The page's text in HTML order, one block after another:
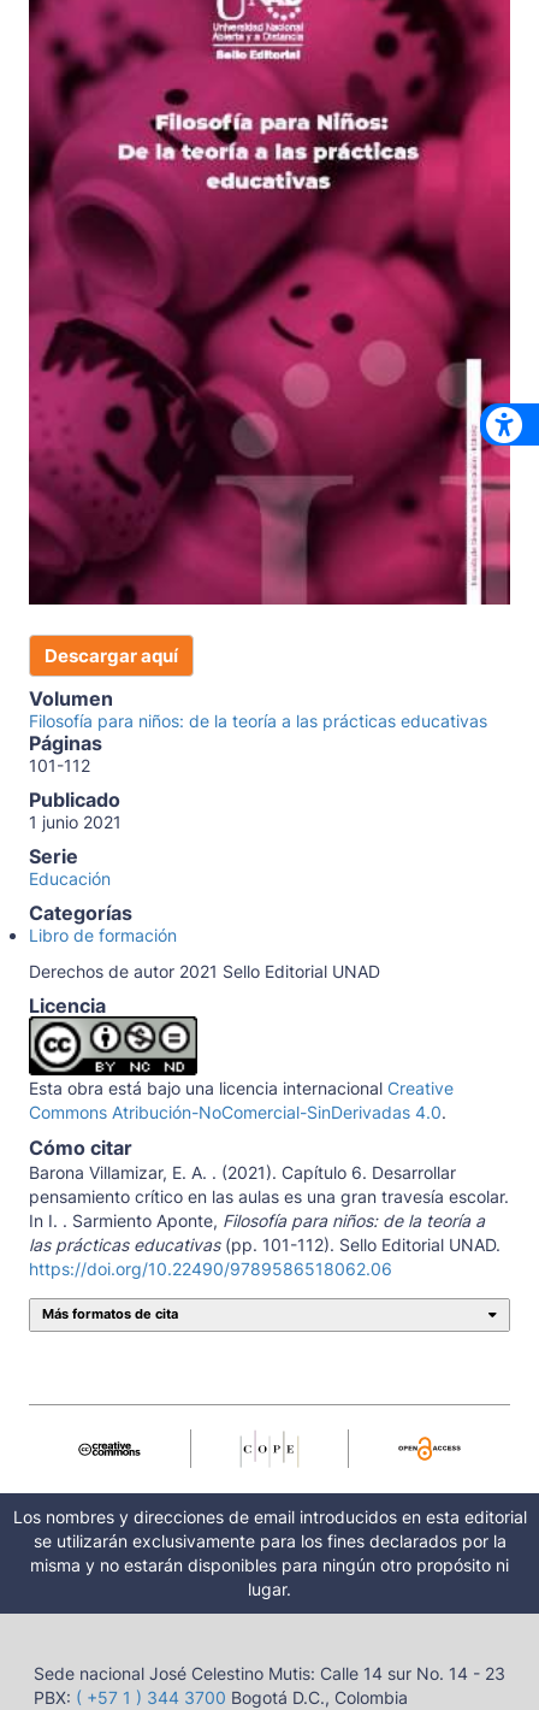
Descargar aquí
Volumen
Filosofía para niños: de la teoría a las prácticas educativas
Páginas
101-112
Publicado
1 junio 2021
Serie
Educación
Categorías
Libro de formación
Derechos de autor 2021 Sello Editorial UNAD
Licencia
Esta obra está bajo una licencia internacional Creative
Commons Atribución-NoComercial-SinDerivadas 4.0.
Cómo citar
Barona Villamizar, E. A. . (2021). Capítulo 6. Desarrollar
pensamiento crítico en las aulas es una gran travesía escolar.
In I. . Sarmiento Aponte, Filosofía para niños: de la teoría a
las prácticas educativas(pp. 101-112). Sello Editorial UNAD.
https://doi.org/10.22490/9789586518062.06
Más formatos de cita
Los nombres y direcciones de email introducidos en esta editorial
se utilizarán exclusivamente para los fines declarados por la
misma y no estarán disponibles para ningún otro propósito ni
lugar.
Sede nacional José Celestino Mutis: Calle 14 sur No. 14 - 23
PBX: ( +57 1 ) 344 3700 Bogotá D.C., Colombia